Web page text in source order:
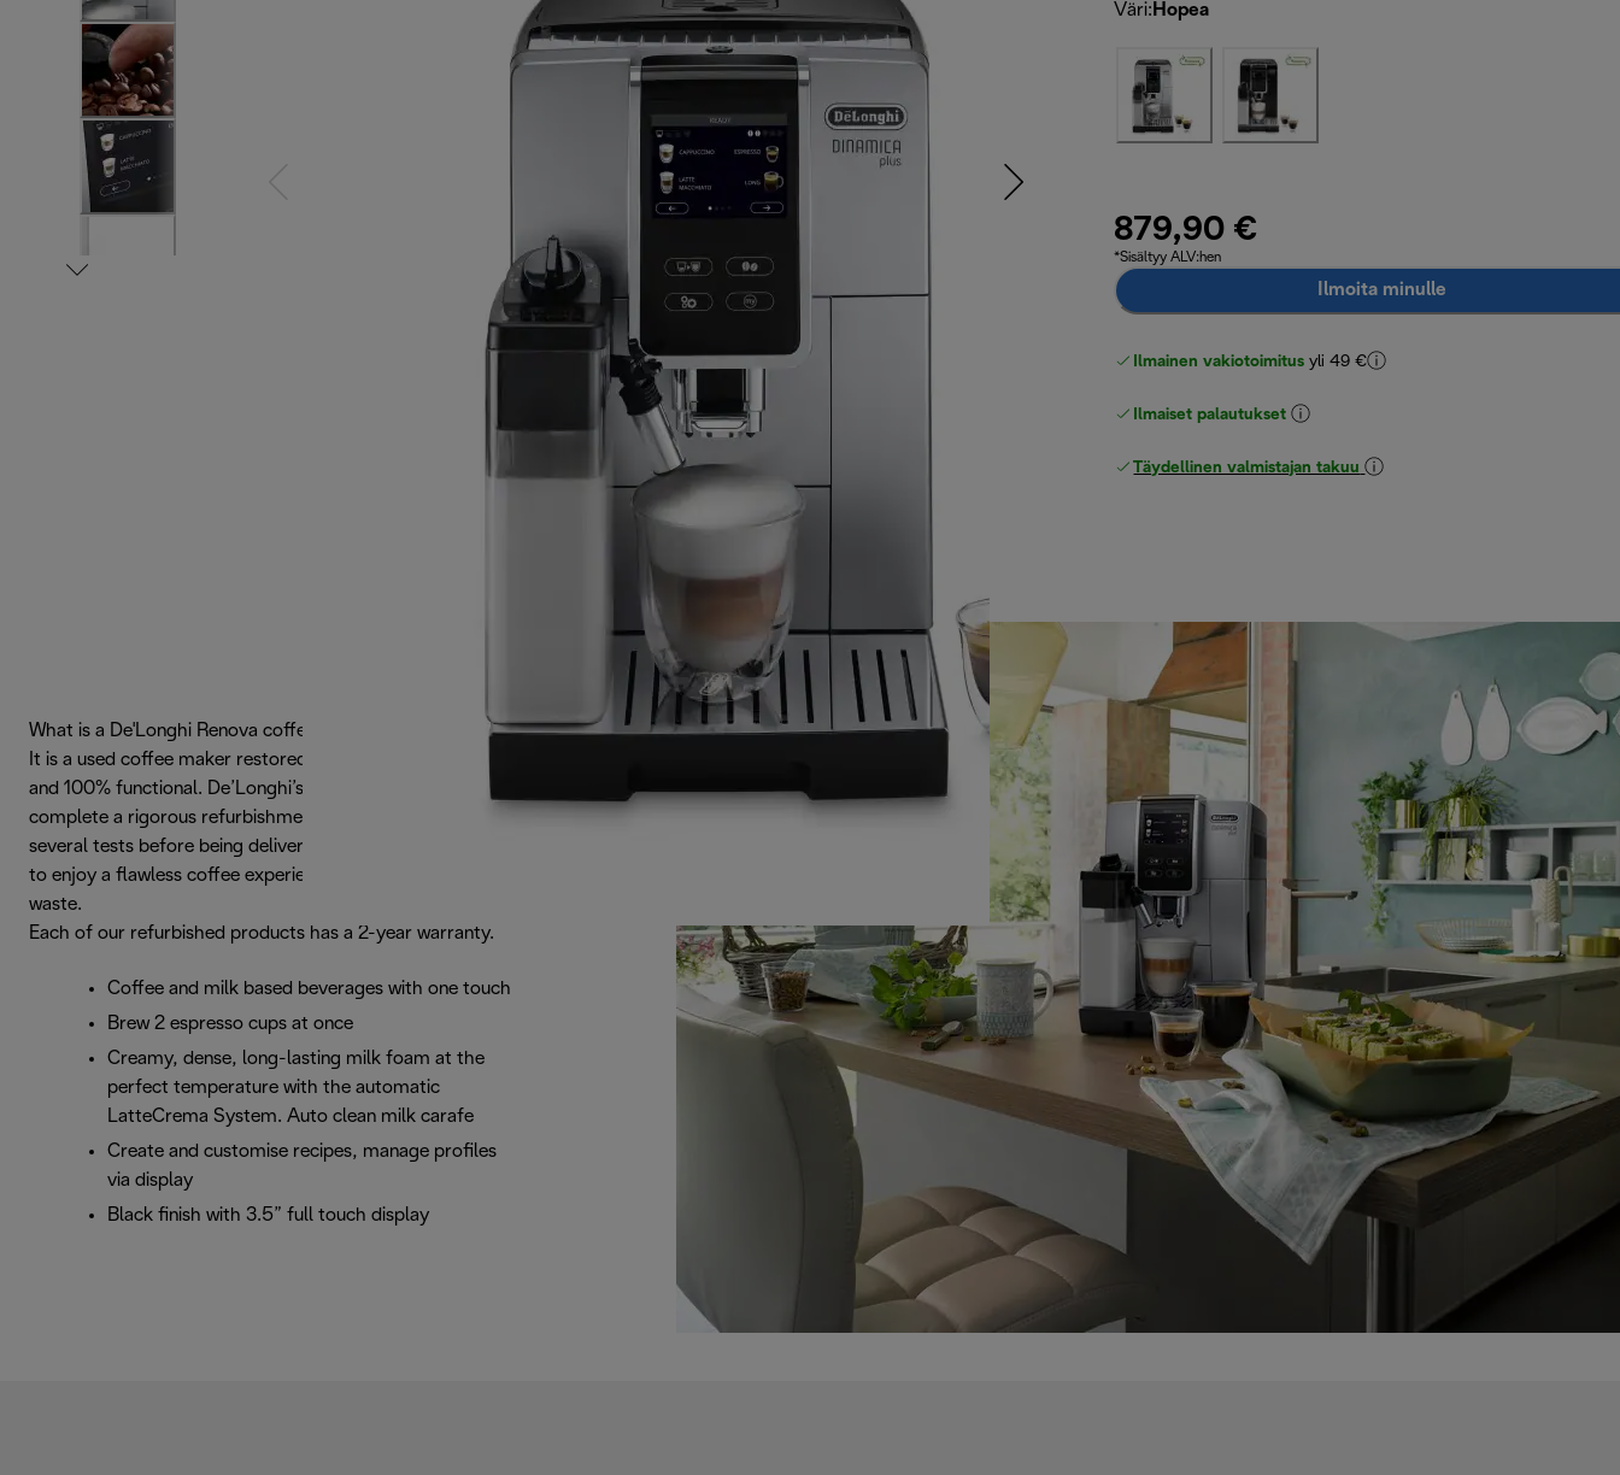
Väri: Hopea
879,90 €
*Sisältyy ALV:hen
Ilmoita minulle
Ilmainen vakiotoimitus yli 49 €
Ilmaiset palautukset
Täydellinen valmistajan takuu
What is a De'Longhi Renova coffee maker?
It is a used coffee maker restored to like-new condition
and 100% functional. De’Longhi’s renewed products
complete a rigorous refurbishment process that includes
several tests before being delivered to you. The ideal way
to enjoy a flawless coffee experience, while reducing
waste.
Each of our refurbished products has a 2-year warranty.
Coffee and milk based beverages with one touch
Brew 2 espresso cups at once
Creamy, dense, long-lasting milk foam at the
perfect temperature with the automatic
LatteCrema System. Auto clean milk carafe
Create and customise recipes, manage profiles
via display
Black finish with 3.5” full touch display